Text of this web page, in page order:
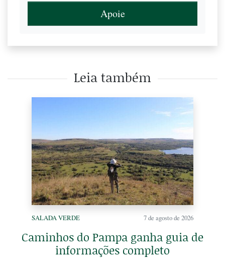
Apoie
Leia também
SALADA VERDE 7 de agosto de 2026
Caminhos do Pampa ganha guia de
informações completo